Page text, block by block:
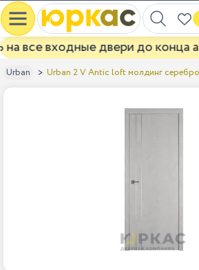
все входные двери до конца
Urban Urban 2 V Antic loft молдинг серебро